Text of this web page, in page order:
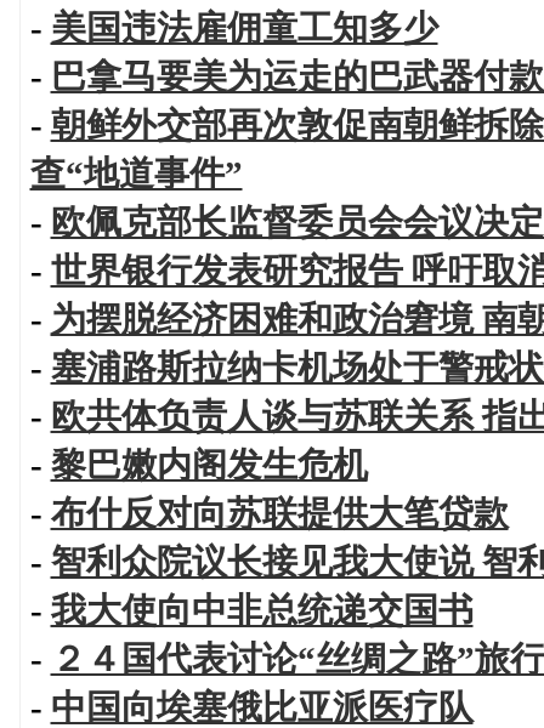
- 美国违法雇佣童工知多少
- 巴拿马要美为运走的巴武器付
- 朝鲜外交部再次敦促南朝鲜拆
查“地道事件”
- 欧佩克部长监督委员会会议决
- 世界银行发表研究报告 呼吁取
- 为摆脱经济困难和政治窘境 南
- 塞浦路斯拉纳卡机场处于警戒
- 欧共体负责人谈与苏联关系 指
- 黎巴嫩内阁发生危机
- 布什反对向苏联提供大笔贷款
- 智利众院议长接见我大使说 智
- 我大使向中非总统递交国书
- ２４国代表讨论“丝绸之路”旅行
- 中国向埃塞俄比亚派医疗队